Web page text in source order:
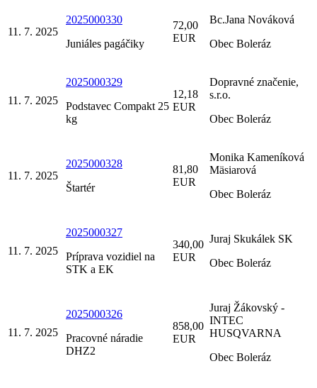
11. 7. 2025
2025000330
Juniáles pagáčiky
72,00
EUR
Bc.Jana Nováková
Obec Boleráz
11. 7. 2025
2025000329
Podstavec Compakt 25
kg
12,18
EUR
Dopravné značenie,
s.r.o.
Obec Boleráz
11. 7. 2025
2025000328
Štartér
81,80
EUR
Monika Kameníková
Mäsiarová
Obec Boleráz
11. 7. 2025
2025000327
Príprava vozidiel na
STK a EK
340,00
EUR
Juraj Skukálek SK
Obec Boleráz
11. 7. 2025
2025000326
Pracovné náradie
DHZ2
858,00
EUR
Juraj Žákovský -
INTEC
HUSQVARNA
Obec Boleráz